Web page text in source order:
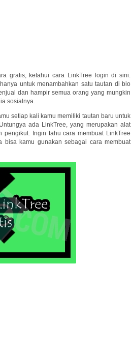
gratis, ketahui cara LinkTree login di sini.
untuk menambahkan satu tautan di bio
dan hampir semua orang yang mungkin
sosialnya.
setiap kali kamu memiliki tautan baru untuk
ada LinkTree, yang merupakan alat
Ingin tahu cara membuat LinkTree
bisa kamu gunakan sebagai cara membuat